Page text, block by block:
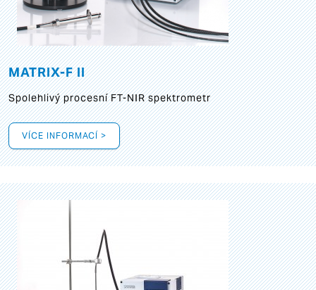
MATRIX-F II
Spolehlivý procesní FT-NIR spektrometr
VÍCE INFORMACÍ >